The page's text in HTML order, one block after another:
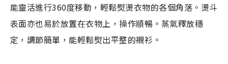
能靈活進行360度移動，輕鬆熨燙衣物的各個角落。燙斗
表面亦也易於放置在衣物上，操作順暢。蒸氣釋放穩
定，調節簡單，能輕鬆熨出平整的襯衫。